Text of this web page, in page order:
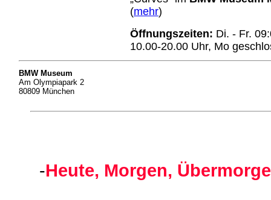
(mehr)
Öffnungszeiten: Di. - Fr.
10.00-20.00 Uhr, Mo
BMW Museum
Am Olympiapark 2
80809 München
-Heute, Morgen,